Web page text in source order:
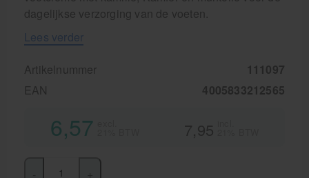
dagelijkse verzorging van de voeten.
Lees verder
Artikelnummer
111097
EAN
4005833212565
6,57 7,95